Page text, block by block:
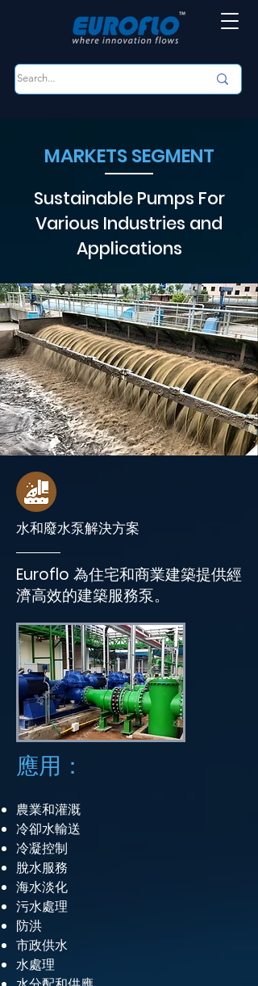
MARKETS SEGMENT
Sustainable Pumps For
Various Industries and
Applications
水和廢水泵解決方案
Euroflo 為住宅和商業建築提供經
濟高效的建築服務泵。
應用：
農業和灌溉
冷卻水輸送
冷凝控制
脫水服務
海水淡化
污水處理
防洪
市政供水
水處理